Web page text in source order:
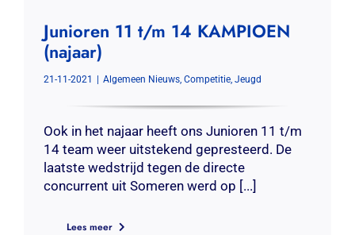
Junioren 11 t/m 14 KAMPIOEN
(najaar)
21-11-2021 Algemeen Nieuws, Competitie, Jeugd
Ook in het najaar heeft ons Junioren 11 t/m
14 team weer uitstekend gepresteerd. De
laatste wedstrijd tegen de directe
concurrent uit Someren werd op [...]
Lees meer